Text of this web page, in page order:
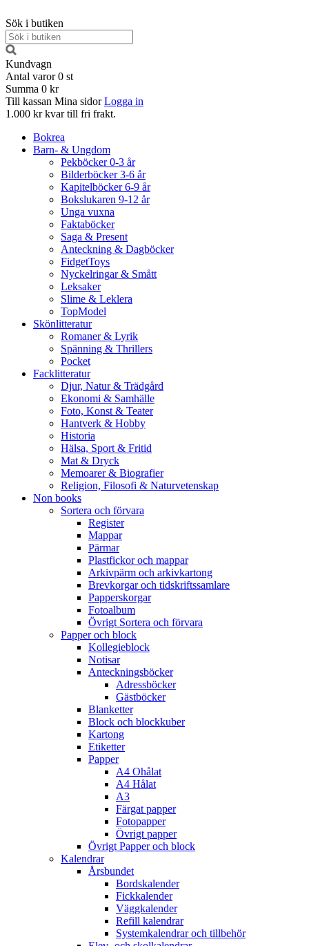
Sök i butiken
Kundvagn
Antal varor 0 st
Summa 0 kr
Till kassan Mina sidor Logga in
1.000 kr kvar till fri frakt.
Bokrea
Barn- & Ungdom
Pekböcker 0-3 år
Bilderböcker 3-6 år
Kapitelböcker 6-9 år
Bokslukaren 9-12 år
Unga vuxna
Faktaböcker
Saga & Present
Anteckning & Dagböcker
FidgetToys
Nyckelringar & Smått
Leksaker
Slime & Leklera
TopModel
Skönlitteratur
Romaner & Lyrik
Spänning & Thrillers
Pocket
Facklitteratur
Djur, Natur & Trädgård
Ekonomi & Samhälle
Foto, Konst & Teater
Hantverk & Hobby
Historia
Hälsa, Sport & Fritid
Mat & Dryck
Memoarer & Biografier
Religion, Filosofi & Naturvetenskap
Non books
Sortera och förvara
Register
Mappar
Pärmar
Plastfickor och mappar
Arkivpärm och arkivkartong
Brevkorgar och tidskriftssamlare
Papperskorgar
Fotoalbum
Övrigt Sortera och förvara
Papper och block
Kollegieblock
Notisar
Anteckningsböcker
Adressböcker
Gästböcker
Blanketter
Block och blockkuber
Kartong
Etiketter
Papper
A4 Ohålat
A4 Hålat
A3
Färgat papper
Fotopapper
Övrigt papper
Övrigt Papper och block
Kalendrar
Årsbundet
Bordskalender
Fickkalender
Väggkalender
Refill kalendrar
Systemkalendrar och tillbehör